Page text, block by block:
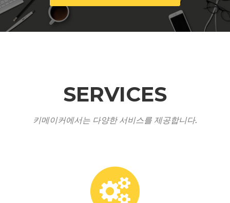
SERVICES
키메이커에서는 다양한 서비스를 제공합니다.